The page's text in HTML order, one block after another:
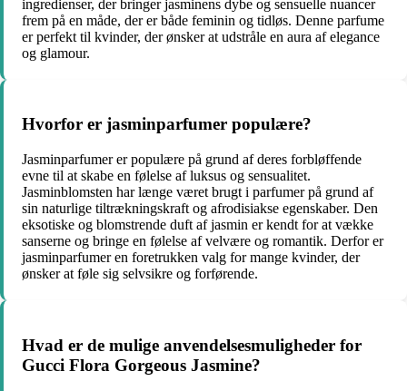
ingredienser, der bringer jasminens dybe og sensuelle nuancer
frem på en måde, der er både feminin og tidløs. Denne parfume
er perfekt til kvinder, der ønsker at udstråle en aura af elegance
og glamour.
Hvorfor er jasminparfumer populære?
Jasminparfumer er populære på grund af deres forbløffende
evne til at skabe en følelse af luksus og sensualitet.
Jasminblomsten har længe været brugt i parfumer på grund af
sin naturlige tiltrækningskraft og afrodisiakse egenskaber. Den
eksotiske og blomstrende duft af jasmin er kendt for at vække
sanserne og bringe en følelse af velvære og romantik. Derfor er
jasminparfumer en foretrukken valg for mange kvinder, der
ønsker at føle sig selvsikre og forførende.
Hvad er de mulige anvendelsesmuligheder for
Gucci Flora Gorgeous Jasmine?